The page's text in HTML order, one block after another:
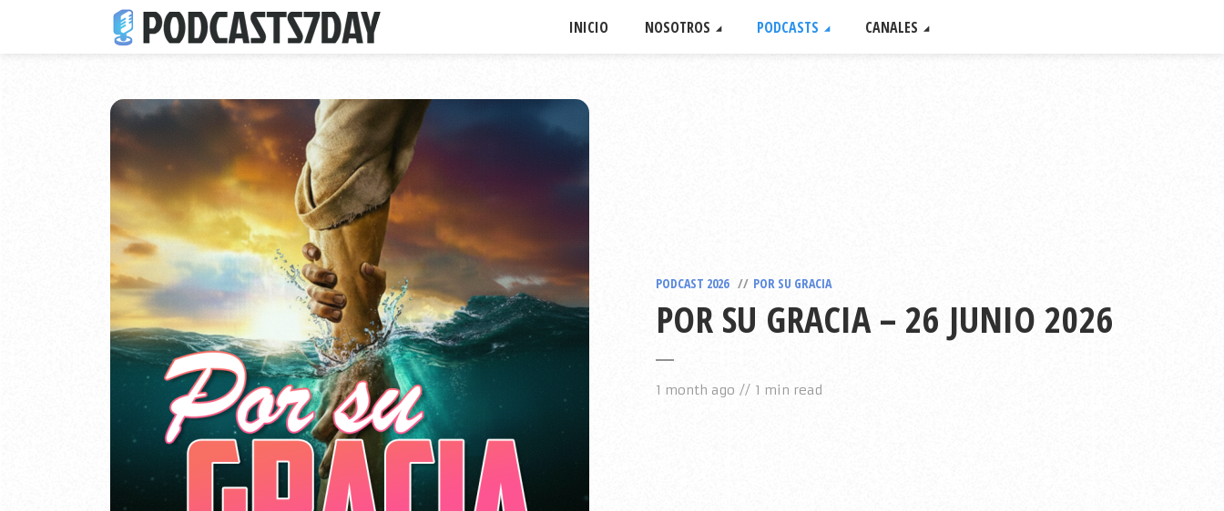
INICIO NOSOTROS PODCASTS CANALES
PODCAST 2026 POR SU GRACIA
POR SU GRACIA – 26 JUNIO 2026
1 month ago 1 min read